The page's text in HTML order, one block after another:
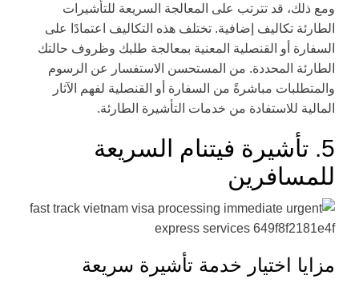
ومع ذلك، قد تترتب على المعالجة السريعة للتأشيرات
الطارئة تكاليف إضافية. تختلف هذه التكاليف اعتمادًا على
السفارة أو القنصلية المعنية بمعالجة طلبك وظروف حالتك
الطارئة المحددة. من المستحسن الاستفسار عن الرسوم
والمتطلبات مباشرةً من السفارة أو القنصلية لفهم الآثار
المالية للاستفادة من خدمات التأشيرة الطارئة.
5. تأشيرة فيتنام السريعة
للمسافرين
مزايا اختيار خدمة تأشيرة سريعة